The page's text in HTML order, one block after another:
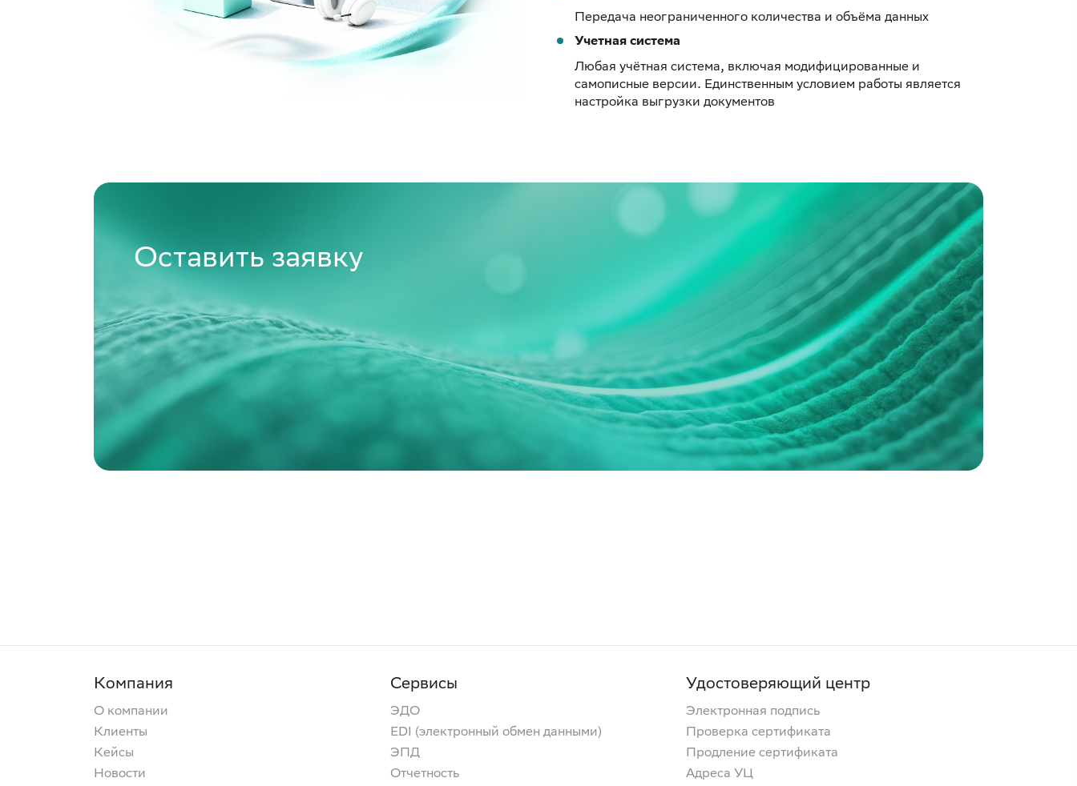
Передача неограниченного количества и объёма данных
Учетная система
Любая учётная система, включая модифицированные и
самописные версии. Единственным условием работы является
настройка выгрузки документов
Оставить заявку
Компания
О компании
Клиенты
Кейсы
Новости
Сервисы
ЭДО
EDI (электронный обмен данными)
ЭПД
Отчетность
Удостоверяющий центр
Электронная подпись
Проверка сертификата
Продление сертификата
Адреса УЦ